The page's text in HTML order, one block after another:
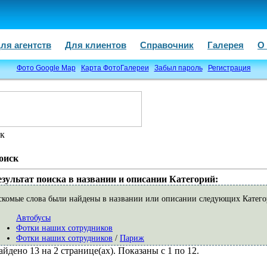
агентств Для клиентов Справочник Галерея О
Фото Google Map Карта ФотоГалереи Забыл пароль Регистрация
поиска в названии и описании Категорий:
слова были найдены в названии или описании следующих
Автобусы
Фотки наших сотрудников
Фотки наших сотрудников / Париж
Фотки наших сотрудников/Рим
Фотки наших сотрудников
13 на 2 странице(ах). Показаны с 1 по 12.